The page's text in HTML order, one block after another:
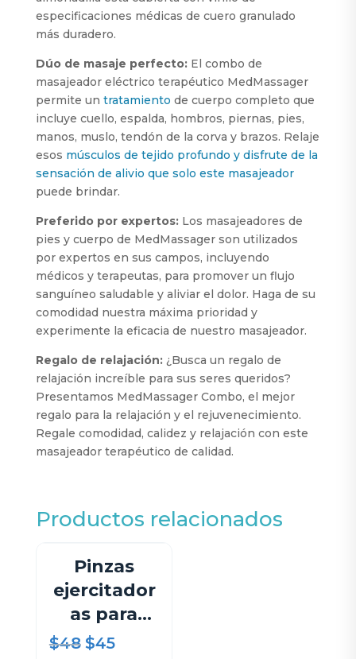
especificaciones médicas de cuero granulado
más duradero.
Dúo de masaje perfecto:El combo de
masajeador eléctrico terapéutico MedMassager
permite un tratamiento de cuerpo completo que
incluye cuello, espalda, hombros, piernas, pies,
manos, muslo, tendón de la corva y brazos. Relaje
esos músculos de tejido profundo y disfrute de la
sensación de alivio que solo este masajeador
puede brindar.
Preferido por expertos:Los masajeadores de
pies y cuerpo de MedMassager son utilizados
por expertos en sus campos, incluyendo
médicos y terapeutas, para promover un flujo
sanguíneo saludable y aliviar el dolor. Haga de su
comodidad nuestra máxima prioridad y
experimente la eficacia de nuestro masajeador.
Regalo de relajación:¿Busca un regalo de
relajación increíble para sus seres queridos?
Presentamos MedMassager Combo, el mejor
regalo para la relajación y el rejuvenecimiento.
Regale comodidad, calidez y relajación con este
masajeador terapéutico de calidad.
Productos relacionados
Pinzas
ejercitador
as para
terapeutas
$48 Original
$45Current